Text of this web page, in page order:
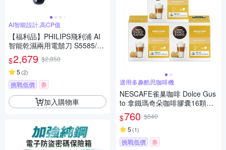
AI智能設計,高CP值
【福利品】PHILIPS飛利浦 AI
智能乾濕兩用電鬍刀 S5585/20
(一年保固)
$2,679 $2,850
5 (2)
挑戰低價 券
加入購物車
適用多趣酷思咖啡機
NESCAFE雀巢咖啡 Dolce Gus
to 拿鐵瑪奇朵咖啡膠囊16顆X3
盒
$760 $840
5 (1)
挑戰低價 券